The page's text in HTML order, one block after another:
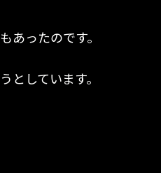
あったのです。
としています。